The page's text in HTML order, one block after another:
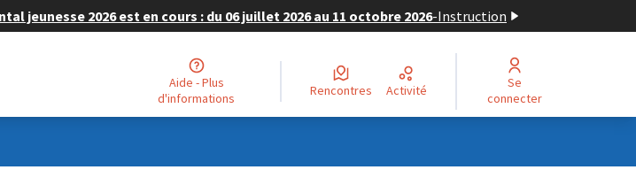
2026 est en cours : du 06 juillet 2026 au 11 octobre 2026-Instruction
Aide - Plus
d'informations
Rencontres Activité
Se
connecter